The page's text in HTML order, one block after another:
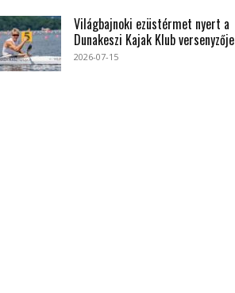
Világbajnoki ezüstérmet nyert a
Dunakeszi Kajak Klub versenyzője
2026-07-15